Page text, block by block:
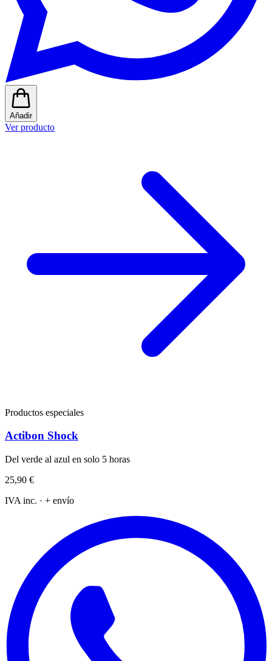
Añadir
Ver producto
Productos especiales
Actibon Shock
Del verde al azul en solo 5 horas
25,90 €
IVA inc. · + envío